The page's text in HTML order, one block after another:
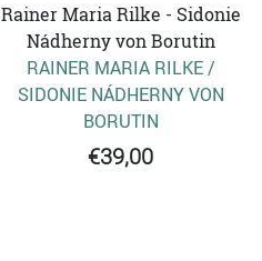
Rainer Maria Rilke - Sidonie
Nádherny von Borutin
RAINER MARIA RILKE /
SIDONIE NÁDHERNY VON
BORUTIN
€39,00